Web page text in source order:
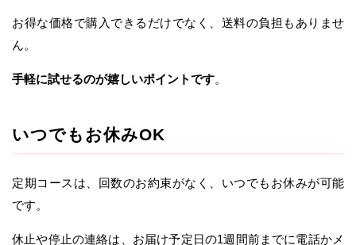
お得な価格で購入できるだけでなく、送料の負担もありませ
ん。
手軽に試せるのが嬉しいポイントです。
いつでもお休みOK
定期コースは、回数のお約束がなく、いつでもお休みが可能
です。
休止や停止の連絡は、お届け予定日の1週間前までに電話かメ